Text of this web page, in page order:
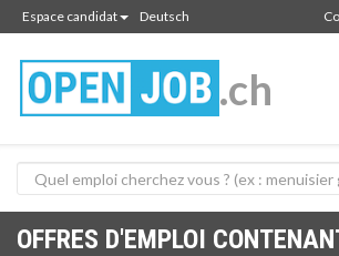
Espace candidat Deutsch
.ch
OFFRES D'EMPLOI